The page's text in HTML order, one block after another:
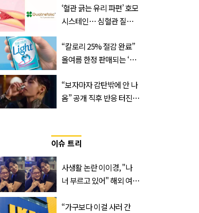
‘혈관 긁는 유리 파편’ 호모
시스테인… 심혈관 질환
“칼로리 25% 절감 완료”
올여름 한정 판매되는 ‘최
“보자마자 감탄밖에 안 나
옴” 공개 직후 반응 터진
이슈 트리
사생활 논란 이이경, "나
너 부르고 있어" 해외 여배
“가구보다 이걸 사러 간